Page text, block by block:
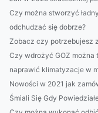
Czy można stworzyć
odchudzać się dobrze?
Zobacz czy potrzebujesz
Czy wdrożyć GOZ można
naprawić klimatyzacje w
Nowości w 2021 jak
Śmiali Się Gdy